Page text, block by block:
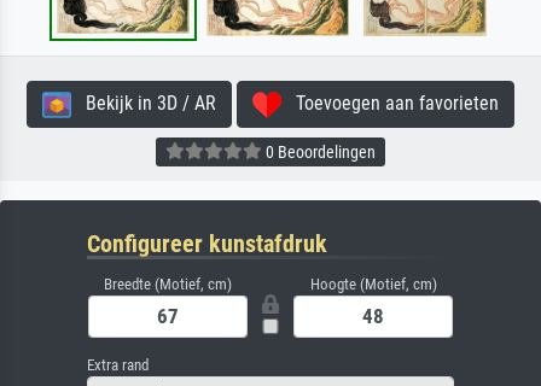
Bekijk in 3D / AR Toevoegen aan favorieten
0 Beoordelingen
Configureer kunstafdruk
Breedte (Motief, cm) Hoogte (Motief, cm)
Extra rand